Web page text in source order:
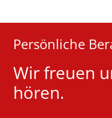
Persönliche
Wir freuen
hören.